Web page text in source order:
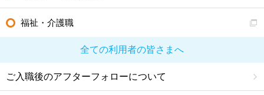
福祉・介護職
全ての利用者の皆さまへ
ご入職後のアフターフォローについて